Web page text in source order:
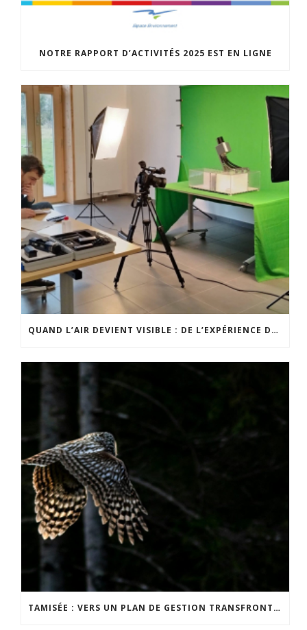
NOTRE RAPPORT D’ACTIVITÉS 2025 EST EN LIGNE
QUAND L’AIR DEVIENT VISIBLE : DE L’EXPÉRIENCE DE TERRAIN À UN OUTIL PÉDAGOGIQUE
TAMISÉE : VERS UN PLAN DE GESTION TRANSFRONTALIER DE LA NUIT